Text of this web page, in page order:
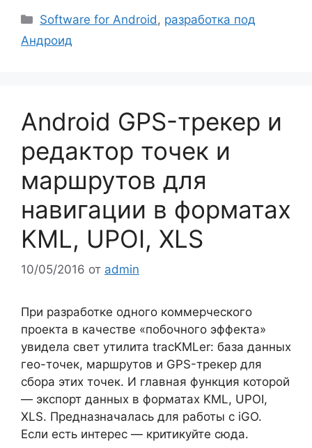
Рубрики
Software for Android , разработка под
Андроид
Android GPS-трекер и
редактор точек и
маршрутов для
навигации в форматах
KML, UPOI, XLS
10/05/2016 от admin
При разработке одного коммерческого
проекта в качестве «побочного эффекта»
увидела свет утилита tracKMLer: база данных
гео-точек, маршрутов и GPS-трекер для
сбора этих точек. И главная функция которой
— экспорт данных в форматах KML, UPOI,
XLS. Предназначалась для работы с iGO.
Если есть интерес — критикуйте сюда.